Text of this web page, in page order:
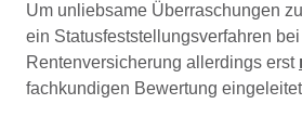
Um unliebsame Überraschungen
ein Statusfeststellungsverfahren
Rentenversicherung allerdings erst
fachkundigen Bewertung